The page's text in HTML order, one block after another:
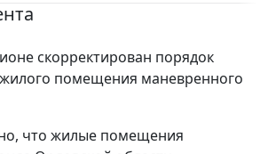
скорректирован порядок
помещения маневренного
что жилые помещения